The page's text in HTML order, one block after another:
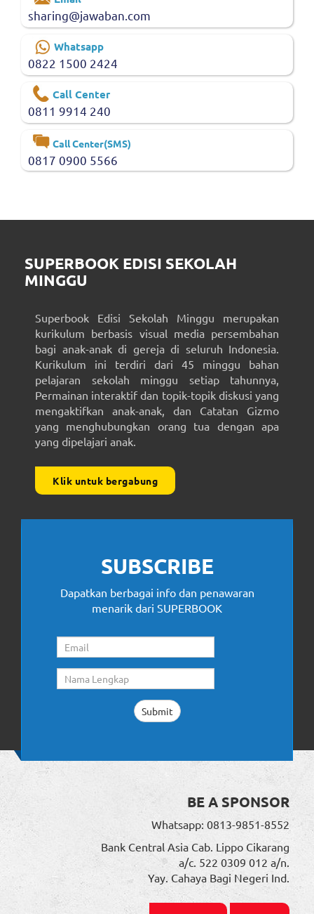
sharing@jawaban.com
Whatsapp
0822 1500 2424
Call Center
0811 9914 240
Call Center(SMS)
0817 0900 5566
SUPERBOOK EDISI SEKOLAH
MINGGU
Superbook Edisi Sekolah Minggu merupakan
kurikulum berbasis visual media persembahan
bagi anak-anak di gereja di seluruh Indonesia.
Kurikulum ini terdiri dari 45 minggu bahan
pelajaran sekolah minggu setiap tahunnya,
Permainan interaktif dan topik-topik diskusi yang
mengaktifkan anak-anak, dan Catatan Gizmo
yang menghubungkan orang tua dengan apa
yang dipelajari anak.
Klik untuk bergabung
SUBSCRIBE
Dapatkan berbagai info dan penawaran
menarik dari SUPERBOOK
BE A SPONSOR
Whatsapp: 0813-9851-8552
Bank Central Asia Cab. Lippo Cikarang
a/c. 522 0309 012 a/n.
Yay. Cahaya Bagi Negeri Ind.